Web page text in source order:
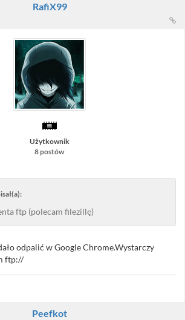
RafiX99
Użytkownik
8 postów
ftp (polecam filezillę)
odpalić w Google Chrome.Wystarczy
ftp://
Peefkot